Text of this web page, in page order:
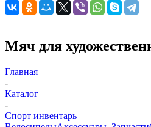
Мяч для
Главная
-
Каталог
-
Спорт инвентарь